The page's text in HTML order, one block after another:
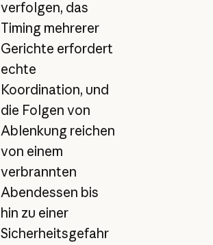
verfolgen, das
Timing mehrerer
Gerichte erfordert
echte
Koordination, und
die Folgen von
Ablenkung reichen
von einem
verbrannten
Abendessen bis
hin zu einer
Sicherheitsgefahr